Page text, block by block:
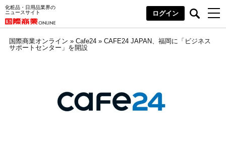
化粧品・日用品業界の
ニュースサイト
ログイン
国際商業オンライン » Cafe24» CAFE24 JAPAN、福岡に「ビジネス
サポートセンター」を開設